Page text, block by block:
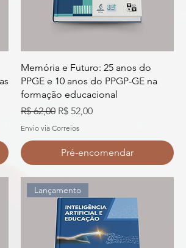
Memória e Futuro: 25 anos do
PPGE e 10 anos do PPGP-GE na
formação educacional
Preço normal
R$ 62,00 Preço promocional
R$ 52,00
Envio via Correios
Pré-encomendar
Lançamento